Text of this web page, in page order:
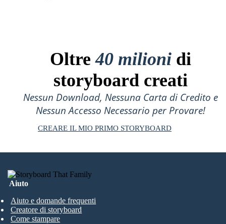
Oltre40 milioni di
storyboard creati
Nessun Download, Nessuna Carta di Credito e
Nessun Accesso Necessario per Provare!
CREARE IL MIO PRIMO STORYBOARD
Aiuto
Aiuto e domande frequenti
Creatore di storyboard
Come stampare